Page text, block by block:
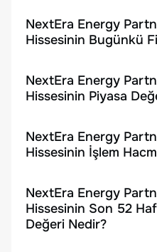
NextEra Energy
Hissesinin Bugünkü
NextEra Energy
Hissesinin Piyasa
NextEra Energy
Hissesinin İşlem
NextEra Energy
Hissesinin Son 52
Değeri Nedir?